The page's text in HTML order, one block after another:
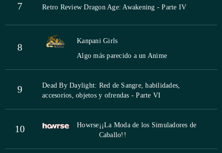
7 Retro Review Dragon Age: Awakening - Parte IV
8
Kanpani Girls
Algo más parecido a un Anime
9
Dead By Daylight: Red de Sangre, habilidades,
accesorios, objetos y ofrendas - Parte VI
10 Howrse¡¡La Moda de los Simuladores de
Caballo!!